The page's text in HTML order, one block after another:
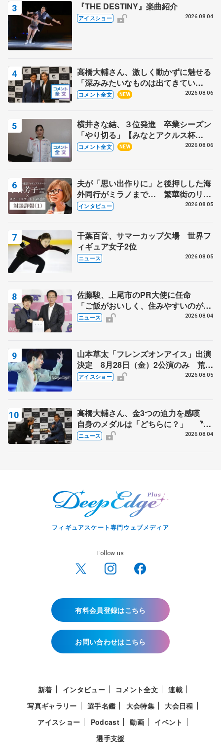
『THE DESTINY』楽曲紹介
アイスショー 2026.08.04
高橋大輔さん、激しく動かずに魅せる
「深みみたいなものは出てきてい
る？」 〝兄さん〟と慕うレジェンド
コメント全文 NEW 2026.08.06
横井きな結、３位発進 卒業シーズン
「やり切る」【みなとアクルス杯
SP】
コメント全文 NEW 2026.08.06
夫が「思い出作りに」と後押しした海
外同行がミラノまで… 繁華街のリン
クでは不良のお兄さんも味方に 小林
インタビュー 2026.08.05
千葉百音、サマーカップ欠場 世界フ
ィギュア女子2位
ニュース 2026.08.05
佐藤駿、上尾市のPR大使に任命
「ご飯がおいしく、住みやすいのが魅
力」
ニュース 2026.08.04
山本草太「フレンズオンアイス」出演
決定 8月28日（金）2公演のみ 荒川
静香さんプロデュース、20周年のアイ
アイスショー 2026.08.05
高橋大輔さん、金3つの迫力を感嘆
自身のメダルは「どちらに？」 〝リ
ス兄弟〟オリンピック3連覇の野村忠
ニュース 2026.08.04
フィギュアスケート専門ウェブメディア
Follow us
有料会員登録はこちら
お問い合わせはこちら
新着 インタビュー コメント全文
連載
写真ギャラリー
選手名鑑 大会特集
大会日程
アイスショー
Podcast 動画
イベント
選手支援